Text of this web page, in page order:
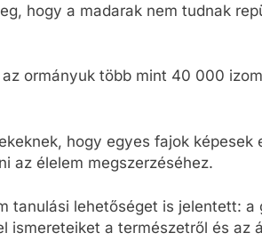
hogy a madarak nem tudnak
ormányuk több mint 40 000
hogy egyes fajok képesek
az élelem megszerzéséhez.
tanulási lehetőséget is jelentett: a
ismereteiket a természetről és az